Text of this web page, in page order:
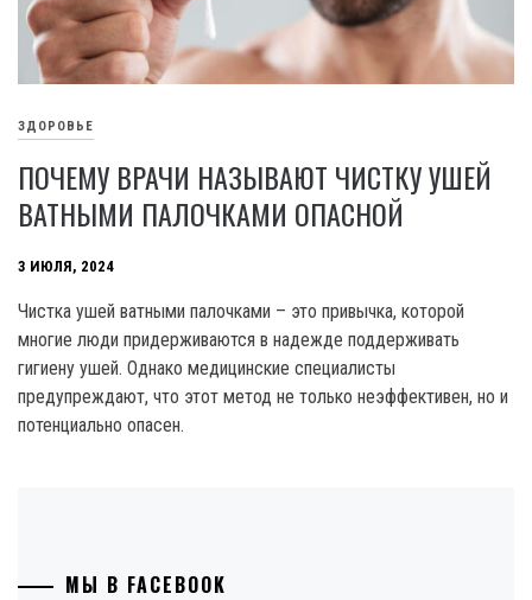
ЗДОРОВЬЕ
ПОЧЕМУ ВРАЧИ НАЗЫВАЮТ ЧИСТКУ УШЕЙ
ВАТНЫМИ ПАЛОЧКАМИ ОПАСНОЙ
3 ИЮЛЯ, 2024
Чистка ушей ватными палочками – это привычка, которой
многие люди придерживаются в надежде поддерживать
гигиену ушей. Однако медицинские специалисты
предупреждают, что этот метод не только неэффективен, но и
потенциально опасен.
МЫ В FACEBOOK